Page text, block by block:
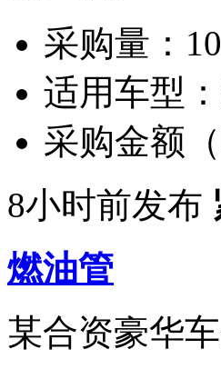
采购量：
适用车型：
采购金额
8小时前发布
燃油管
某合资豪华